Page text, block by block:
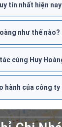
tín nhất hiện
như thế nào?
cùng Huy
hành của công ty